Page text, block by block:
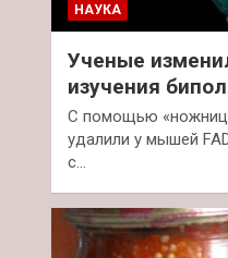
НАУКА
Ученые
изучения
С помощью
удалили у мышей
с…